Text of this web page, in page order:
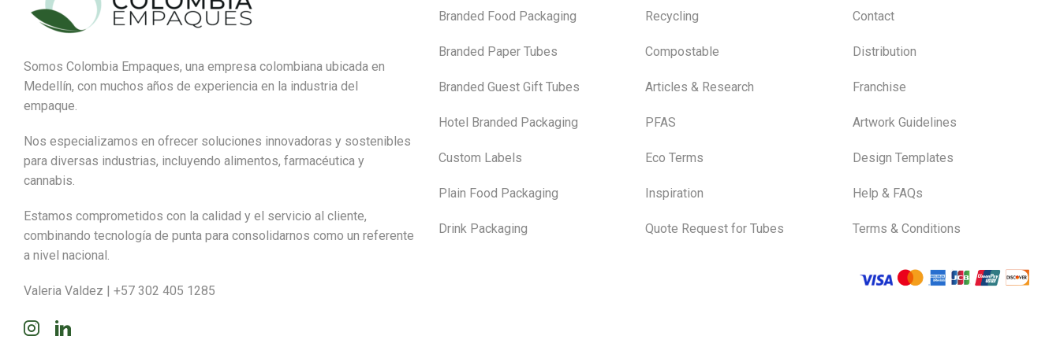
Somos Colombia Empaques, una empresa colombiana ubicada en
Medellín, con muchos años de experiencia en la industria del
empaque.
Nos especializamos en ofrecer soluciones innovadoras y sostenibles
para diversas industrias, incluyendo alimentos, farmacéutica y
cannabis.
Estamos comprometidos con la calidad y el servicio al cliente,
combinando tecnología de punta para consolidarnos como un referente
a nivel nacional.
Valeria Valdez | +57 302 405 1285
Instagram
Linkedin
Branded Food Packaging
Branded Paper Tubes
Branded Guest Gift Tubes
Hotel Branded Packaging
Custom Labels
Plain Food Packaging
Drink Packaging
Recycling
Compostable
Articles & Research
PFAS
Eco Terms
Inspiration
Quote Request for Tubes
Contact
Distribution
Franchise
Artwork Guidelines
Design Templates
Help & FAQs
Terms & Conditions